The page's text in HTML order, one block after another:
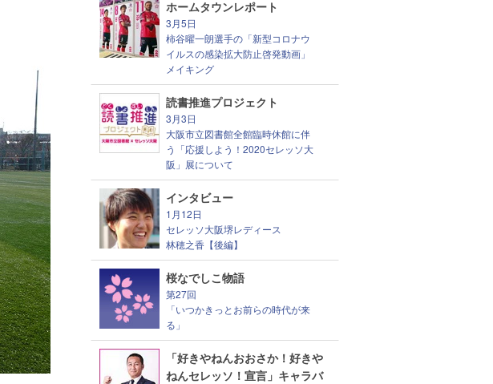
ホームタウンレポート
3月5日
柿谷曜一朗選手の「新型コロナウ
イルスの感染拡大防止啓発動画」
メイキング
読書推進プロジェクト
3月3日
大阪市立図書館全館臨時休館に伴
う「応援しよう！2020セレッソ大
阪」展について
インタビュー
1月12日
セレッソ大阪堺レディース
林穂之香【後編】
桜なでしこ物語
第27回
「いつかきっとお前らの時代が来
る」
「好きやねんおおさか！好きや
ねんセレッソ！宣言」キャラバ